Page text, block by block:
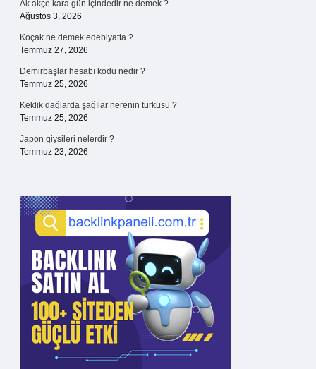
Ak akçe kara gün içindedir ne demek ?
Ağustos 3, 2026
Koçak ne demek edebiyatta ?
Temmuz 27, 2026
Demirbaşlar hesabı kodu nedir ?
Temmuz 25, 2026
Keklik dağlarda şağılar nerenin türküsü ?
Temmuz 25, 2026
Japon giysileri nelerdir ?
Temmuz 23, 2026